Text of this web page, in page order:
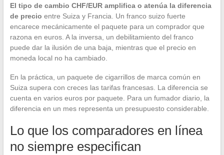
El tipo de cambio CHF/EUR amplifica o atenúa la diferencia
de precio entre Suiza y Francia. Un franco suizo fuerte
encarece mecánicamente el paquete para un comprador que
razona en euros. A la inversa, un debilitamiento del franco
puede dar la ilusión de una baja, mientras que el precio en
moneda local no ha cambiado.
En la práctica, un paquete de cigarrillos de marca común en
Suiza supera con creces las tarifas francesas. La diferencia se
cuenta en varios euros por paquete. Para un fumador diario, la
diferencia en un mes representa un presupuesto considerable.
Lo que los comparadores en línea
no siempre especifican